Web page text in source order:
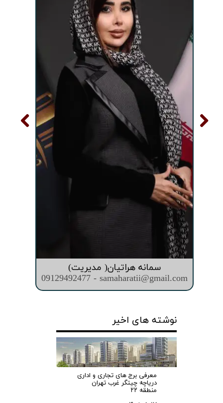
سمانه هراتیان( مدیریت)
09129492477 - samaharatii@gmail.com
نوشته های اخیر
معرفی برج های تجاری و اداری
دریاچه چیتگر غرب تهران
منطقه ۲۲